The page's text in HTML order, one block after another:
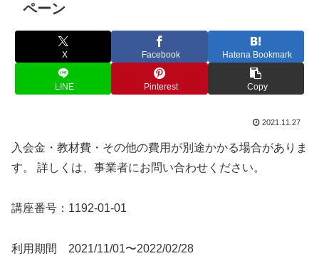
ペーン
X Facebook Hatena Bookmark
LINE Pinterest Copy
2021.11.27
入会金・教材費・その他の費用が別途かかる場合がありま
す。 詳しくは、事業者にお問い合わせください。
講座番号：1192-01-01
利用期間 2021/11/01〜2022/02/28